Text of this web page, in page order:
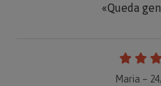
«Queda
Maria –